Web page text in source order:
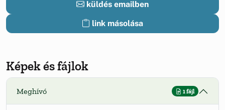
küldés emailben
link másolása
Képek és fájlok
Meghívó 1 fájl